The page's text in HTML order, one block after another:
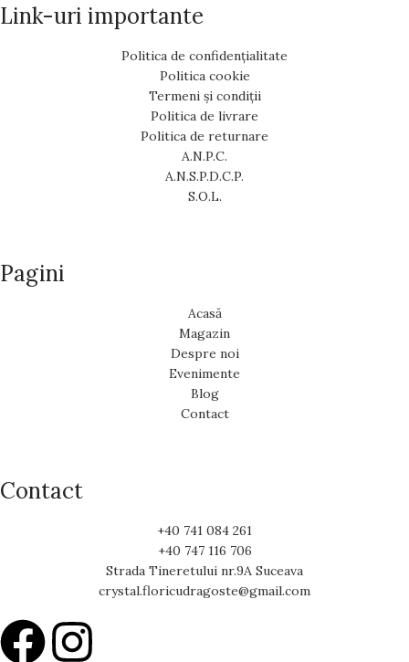
Link-uri importante
Politica de confidențialitate
Politica cookie
Termeni și condiții
Politica de livrare
Politica de returnare
A.N.P.C.
A.N.S.P.D.C.P.
S.O.L.
Pagini
Acasă
Magazin
Despre noi
Evenimente
Blog
Contact
Contact
+40 741 084 261
+40 747 116 706
Strada Tineretului nr.9A Suceava
crystal.floricudragoste@gmail.com